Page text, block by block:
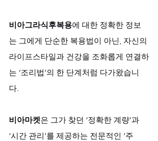
비아그라식후복용에 대한 정확한 정보
는 그에게 단순한 복용법이 아닌, 자신의
라이프스타일과 건강을 조화롭게 연결하
는 ‘조리법’의 한 단계처럼 다가왔습니
다.
비아마켓은 그가 찾던 ‘정확한 계량’과
‘시간 관리’를 제공하는 전문적인 ‘주